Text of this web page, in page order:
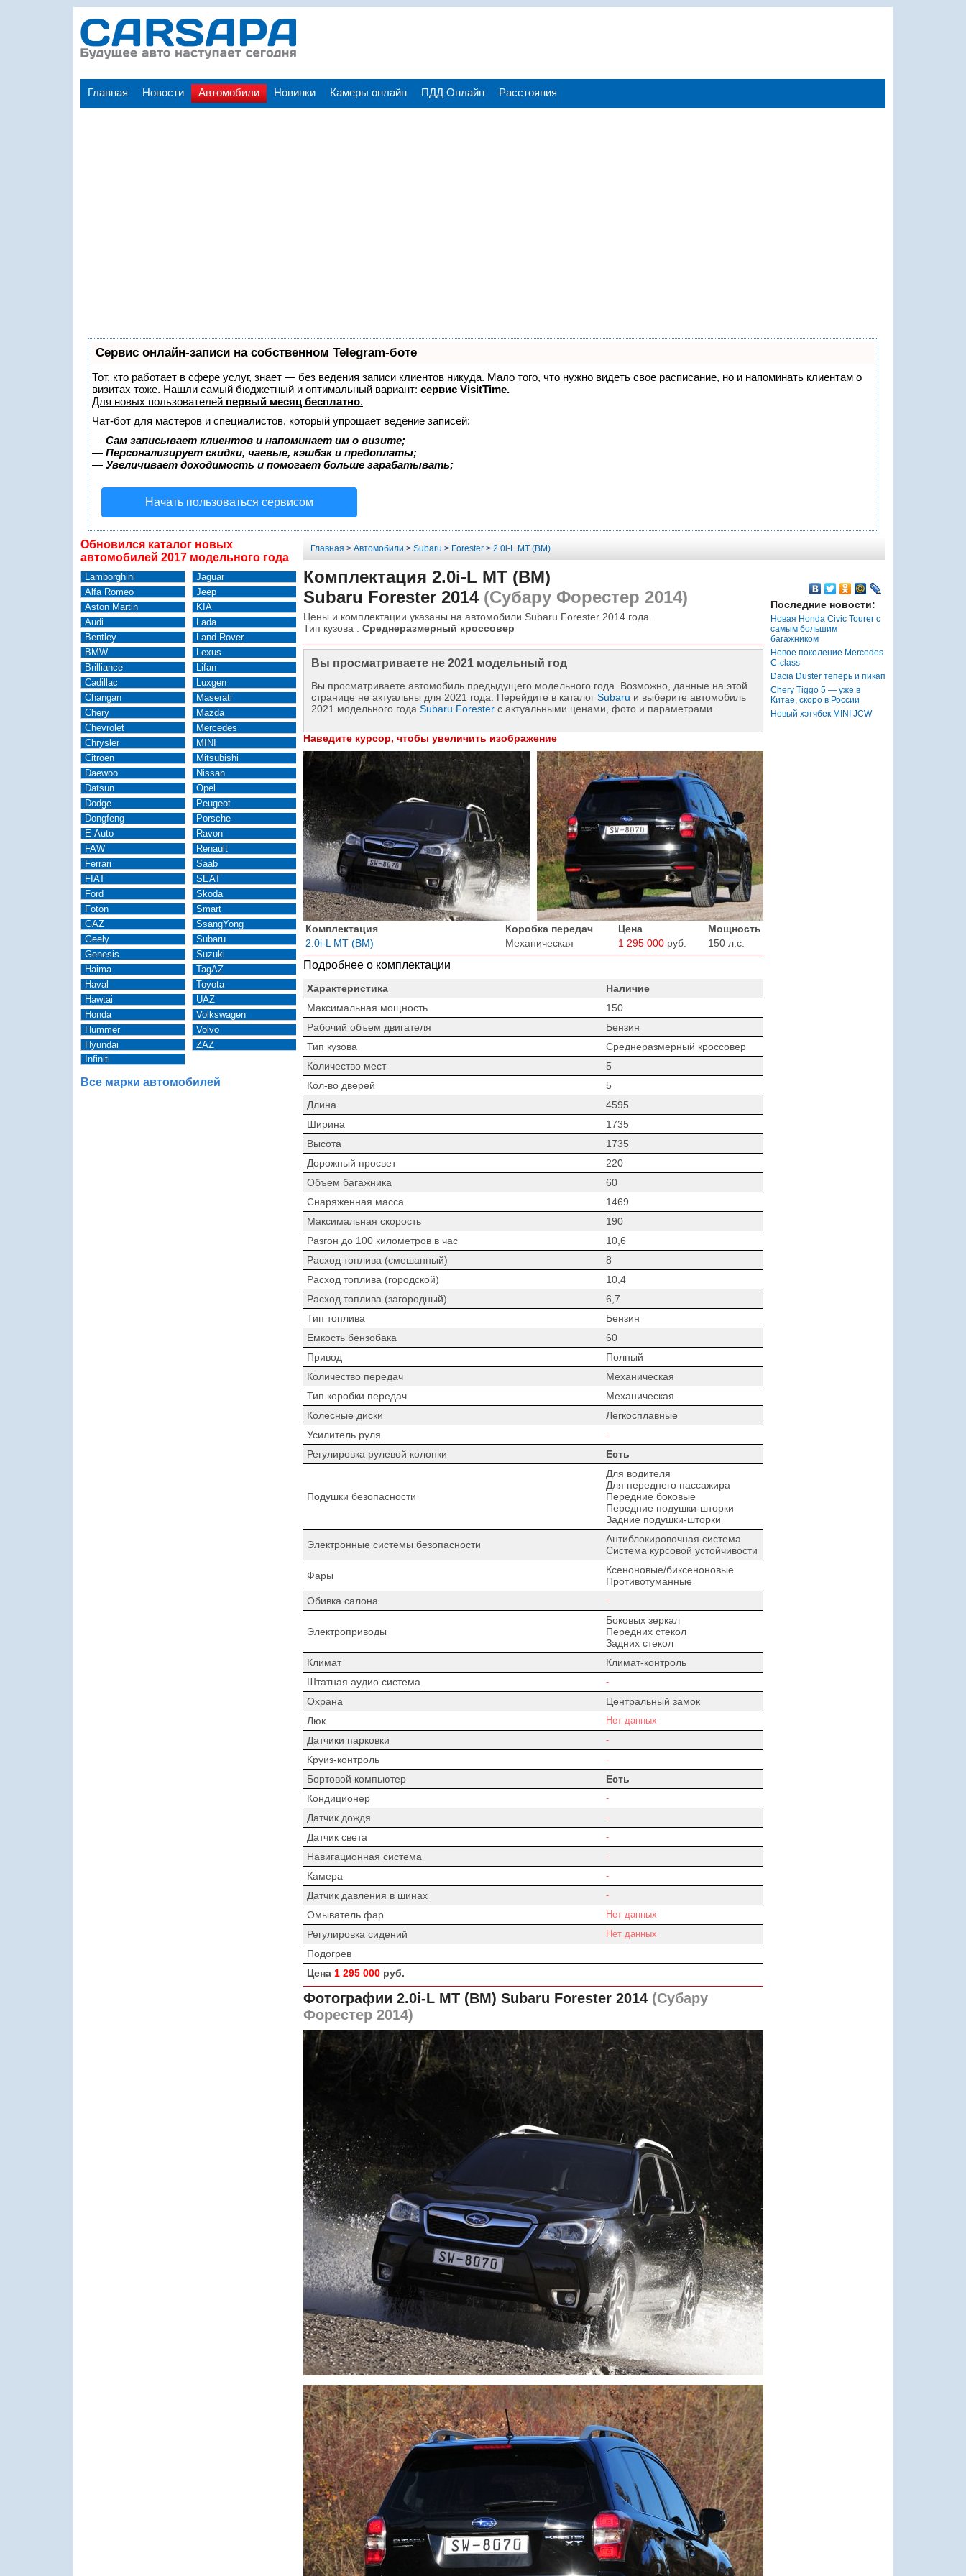
Главная Новости Автомобили Новинки Камеры онлайн ПДД Онлайн Расстояния
Сервис онлайн-записи на собственном Telegram-боте
Тот, кто работает в сфере услуг, знает — без ведения записи клиентов никуда. Мало того, что нужно видеть свое расписание, но и напоминать клиентам о
визитах тоже. Нашли самый бюджетный и оптимальный вариант: сервис VisitTime.
Для новых пользователей первый месяц бесплатно.
Чат-бот для мастеров и специалистов, который упрощает ведение записей:
— Сам записывает клиентов и напоминает им о визите;
— Персонализирует скидки, чаевые, кэшбэк и предоплаты;
— Увеличивает доходимость и помогает больше зарабатывать;
Начать пользоваться сервисом
Обновился каталог новых
автомобилей 2017 модельного года
Lamborghini
Alfa Romeo
Aston Martin
Audi
Bentley
BMW
Brilliance
Cadillac
Changan
Chery
Chevrolet
Chrysler
Citroen
Daewoo
Datsun
Dodge
Dongfeng
E-Auto
FAW
Ferrari
FIAT
Ford
Foton
GAZ
Geely
Genesis
Haima
Haval
Hawtai
Honda
Hummer
Hyundai
Infiniti
Jaguar
Jeep
KIA
Lada
Land Rover
Lexus
Lifan
Luxgen
Maserati
Mazda
Mercedes
MINI
Mitsubishi
Nissan
Opel
Peugeot
Porsche
Ravon
Renault
Saab
SEAT
Skoda
Smart
SsangYong
Subaru
Suzuki
TagAZ
Toyota
UAZ
Volkswagen
Volvo
ZAZ
Все марки автомобилей
Главная > Автомобили > Subaru > Forester> 2.0i-L MT (BM)
Комплектация 2.0i-L MT (BM)
Subaru Forester 2014(Субару Форестер 2014)
Цены и комплектации указаны на автомобили Subaru Forester 2014 года.
Тип кузова : Среднеразмерный кроссовер
Вы просматриваете не 2021 модельный год
Вы просматриваете автомобиль предыдущего модельного года. Возможно, данные на этой
странице не актуальны для 2021 года. Перейдите в каталог Subaru и выберите автомобиль
2021 модельного года Subaru Foresterс актуальными ценами, фото и параметрами.
Наведите курсор, чтобы увеличить изображение
Комплектация Коробка передач Цена
Мощность
2.0i-L MT (BM)
Механическая 1 295 000руб. 150 л.с.
Подробнее о комплектации
Характеристика
Наличие
Максимальная мощность
150
Рабочий объем двигателя
Бензин
Тип кузова
Среднеразмерный кроссовер
Количество мест
5
Кол-во дверей
5
Длина
4595
Ширина
1735
Высота
1735
Дорожный просвет
220
Объем багажника
60
Снаряженная масса
1469
Максимальная скорость
190
Разгон до 100 километров в час
10,6
Расход топлива (смешанный)
8
Расход топлива (городской)
10,4
Расход топлива (загородный)
6,7
Тип топлива
Бензин
Емкость бензобака
60
Привод
Полный
Количество передач
Механическая
Тип коробки передач
Механическая
Колесные диски
Легкосплавные
Усилитель руля
-
Регулировка рулевой колонки Есть
Подушки безопасности
Для водителя
Для переднего пассажира
Передние боковые
Передние подушки-шторки
Задние подушки-шторки
Электронные системы безопасности
Антиблокировочная система
Система курсовой устойчивости
Фары
Ксеноновые/биксеноновые
Противотуманные
Обивка салона
-
Электроприводы
Боковых зеркал
Передних стекол
Задних стекол
Климат
Климат-контроль
Штатная аудио система
-
Охрана
Центральный замок
Люк
Нет данных
Датчики парковки -
Круиз-контроль -
Бортовой компьютер
Есть
Кондиционер
-
Датчик дождя -
Датчик света -
Навигационная система -
Камера -
Датчик давления в шинах -
Омыватель фар Нет данных
Регулировка сидений Нет данных
Подогрев
Цена 1 295 000руб.
Фотографии 2.0i-L MT (BM) Subaru Forester 2014(Субару
Форестер 2014)
Последние новости:
Новая Honda Civic Tourer с
самым большим
багажником
Новое поколение Mercedes
C-class
Dacia Duster теперь и пикап
Chery Tiggo 5 — уже в
Китае, скоро в России
Новый хэтчбек MINI JCW